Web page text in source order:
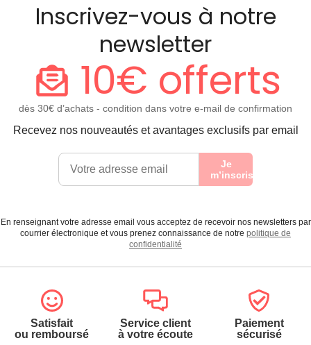
Inscrivez-vous à notre
newsletter
10€ offerts
dès 30€ d’achats - condition dans votre e-mail de confirmation
Recevez nos nouveautés et avantages exclusifs par email
Je
m’inscris
En renseignant votre adresse email vous acceptez de recevoir nos newsletters par
courrier électronique et vous prenez connaissance de notre politique de
confidentialité
Satisfait
ou remboursé
Service client
à votre écoute
Paiement
sécurisé